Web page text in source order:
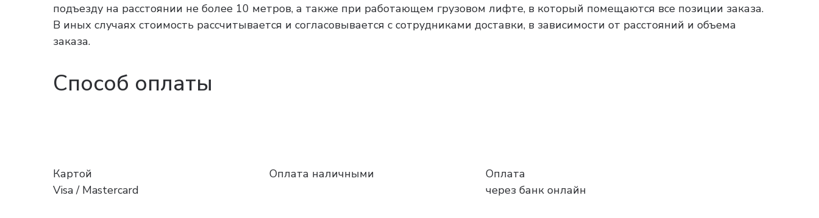
подъезду на расстоянии не более 10 метров, а также при работающем грузовом лифте, в который помещаются все позиции заказа.
В иных случаях стоимость рассчитывается и согласовывается с сотрудниками доставки, в зависимости от расстояний и объема
заказа.
Способ оплаты
Картой
Visa / Mastercard
Оплата наличными
Оплата
через банк онлайн